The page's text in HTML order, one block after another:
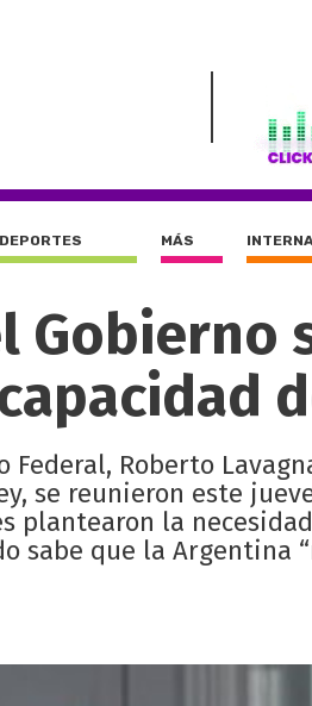
DEPORTES MÁS
Gobierno
Roberto
se reunieron este
plantearon la
sabe que la Argentina